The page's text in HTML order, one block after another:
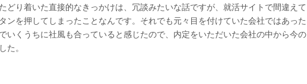
どり着いた直接的なきっかけは、冗談みたいな話ですが、就活サイトで間違えて
ンを押してしまったことなんです。それでも元々目を付けていた会社ではあった
いくうちに社風も合っていると感じたので、内定をいただいた会社の中から今の
た。